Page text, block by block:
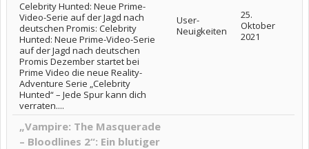
Celebrity Hunted: Neue Prime-
Video-Serie auf der Jagd nach
deutschen Promis: Celebrity
Hunted: Neue Prime-Video-Serie
auf der Jagd nach deutschen
Promis Dezember startet bei
Prime Video die neue Reality-
Adventure Serie „Celebrity
Hunted“ – Jede Spur kann dich
verraten....
User-
Neuigkeiten
25.
Oktober
2021
„Vampire: The Masquerade
– Bloodlines 2“: Ein blutiger